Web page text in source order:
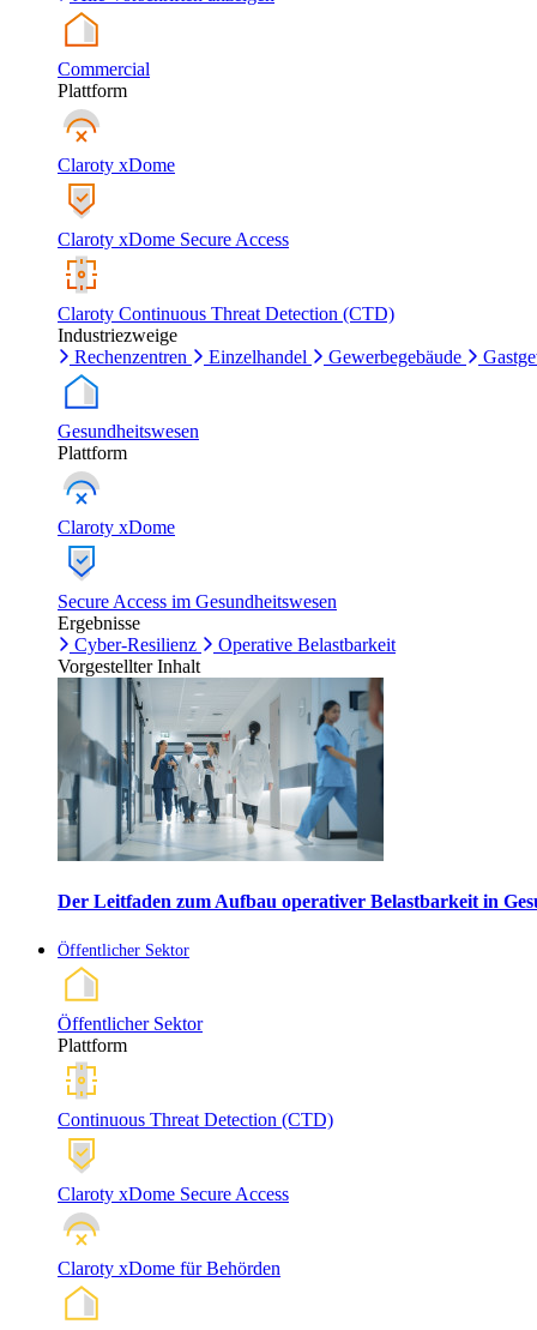
Commercial
Plattform
Claroty xDome
Claroty xDome Secure Access
Claroty Continuous Threat Detection (CTD)
Industriezweige
Rechenzentren
Einzelhandel Gewerbegebäude
Gesundheitswesen
Plattform
Claroty xDome
Secure Access im Gesundheitswesen
Ergebnisse
Cyber-Resilienz
Operative Belastbarkeit
Vorgestellter Inhalt
Der Leitfaden zum Aufbau operativer Belastbarkeit in
Öffentlicher Sektor
Öffentlicher Sektor
Plattform
Continuous Threat Detection (CTD)
Claroty xDome Secure Access
Claroty xDome für Behörden